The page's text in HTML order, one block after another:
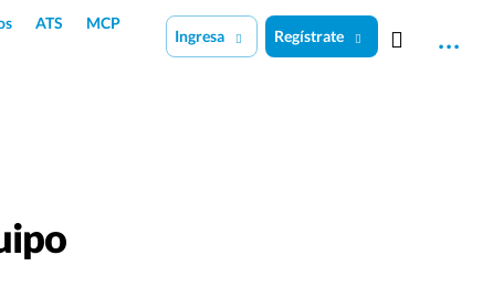
ATS
MCP
Ingresa Regístrate